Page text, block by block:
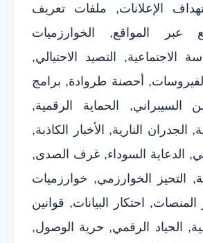
الإعلانات, ملفات تعريف
عبر المواقع, الخوارزميات
الاجتماعية, التصيد الاحتيالي,
أحصنة طروادة, برامج
السيبراني, الحماية الرقمية,
الجدران النارية, الأخبار الكاذبة,
الدعاية السوداء, غرف الصدى,
التحيز الخوارزمي, خوارزميات
المنصات, احتكار البيانات, قوانين
الحياد الرقمي, حرية الوصول,